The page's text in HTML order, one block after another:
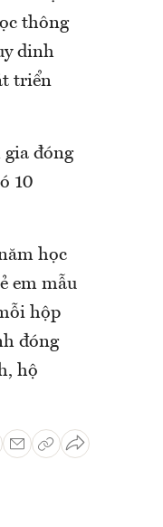
thông
dinh
triển
đóng
10
học
em mẫu
hộp
đóng
hộ